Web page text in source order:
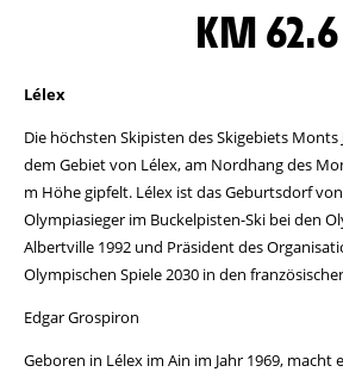
KM 62.6
Lélex
Die höchsten Skipisten des Skigebiets
dem Gebiet von Lélex, am Nordhang des
m Höhe gipfelt. Lélex ist das Geburtsdorf
Olympiasieger im Buckelpisten-Ski bei den
Albertville 1992 und Präsident des
Olympischen Spiele 2030 in den
Edgar Grospiron
Geboren in Lélex im Ain im Jahr 1969, macht